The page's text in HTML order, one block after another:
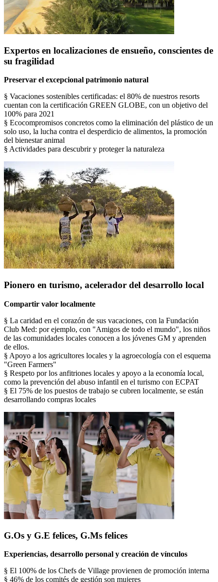
Expertos en localizaciones de ensueño, conscientes de
su fragilidad
Preservar el excepcional patrimonio natural
§ Vacaciones sostenibles certificadas: el 80% de nuestros resorts
cuentan con la certificación GREEN GLOBE, con un objetivo del
100% para 2021
§ Ecocompromisos concretos como la eliminación del plástico de un
solo uso, la lucha contra el desperdicio de alimentos, la promoción
del bienestar animal
§ Actividades para descubrir y proteger la naturaleza
Pionero en turismo, acelerador del desarrollo local
Compartir valor localmente
§ La caridad en el corazón de sus vacaciones, con la Fundación
Club Med: por ejemplo, con "Amigos de todo el mundo", los niños
de las comunidades locales conocen a los jóvenes GM y aprenden
de ellos.
§ Apoyo a los agricultores locales y la agroecología con el esquema
"Green Farmers"
§ Respeto por los anfitriones locales y apoyo a la economía local,
como la prevención del abuso infantil en el turismo con ECPAT
§ El 75% de los puestos de trabajo se cubren localmente, se están
desarrollando compras locales
G.Os y G.E felices, G.Ms felices
Experiencias, desarrollo personal y creación de vínculos
§ El 100% de los Chefs de Village provienen de promoción interna
§ 46% de los comités de gestión son mujeres